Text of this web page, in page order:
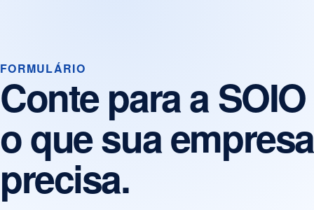
FORMULÁRIO
Conte para a SOIO
o que sua empresa
precisa.